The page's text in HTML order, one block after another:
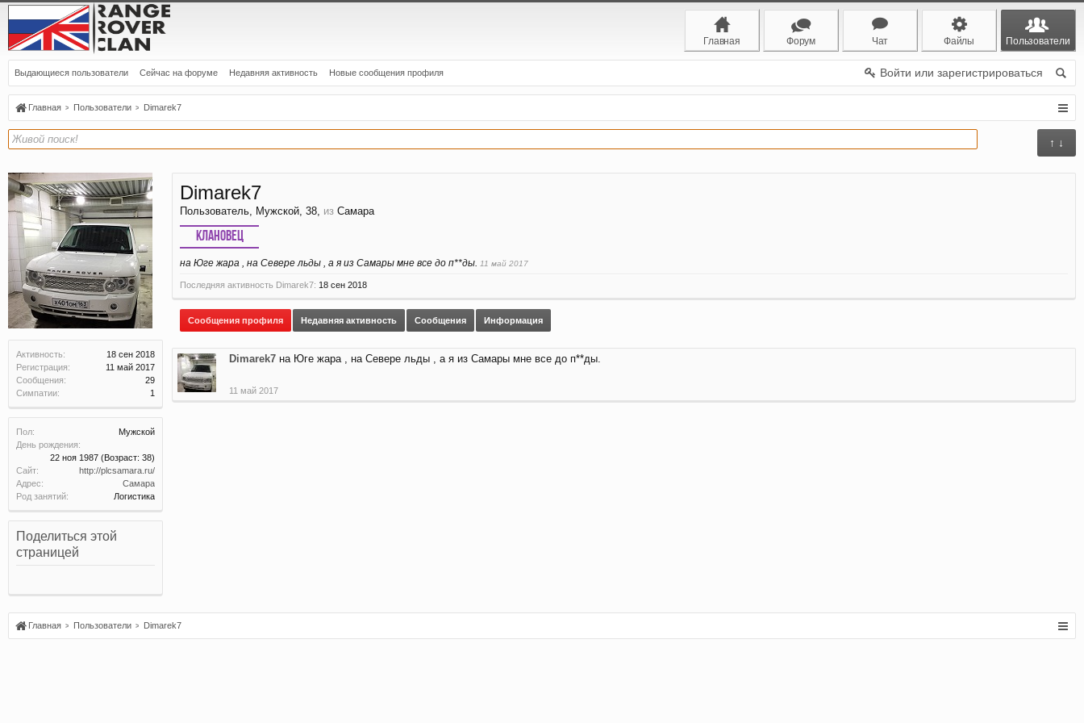
Главная Форум Чат Файлы Пользователи
Выдающиеся пользователи Сейчас на форуме Недавняя активность Новые сообщения профиля Войти или зарегистрироваться
Главная Пользователи Dimarek7
↑ ↓
Активность:
18 сен 2018
Регистрация:
11 май 2017
Сообщения:
29
Симпатии:
1
Пол:
Мужской
День рождения:
22 ноя 1987 (Возраст: 38)
Сайт:
http://plcsamara.ru/
Адрес:
Самара
Род занятий:
Логистика
Поделиться этой
страницей
Dimarek7
Пользователь , Мужской, 38, из Самара
Клановец
на Юге жара , на Севере льды , а я из Самары мне все до п**ды. 11 май 2017
Последняя активность Dimarek7: 18 сен 2018
Сообщения профиля Недавняя активность Сообщения Информация
Dimarek7 на Юге жара , на Севере льды , а я из Самары мне все до п**ды.
11 май 2017
Главная Пользователи Dimarek7